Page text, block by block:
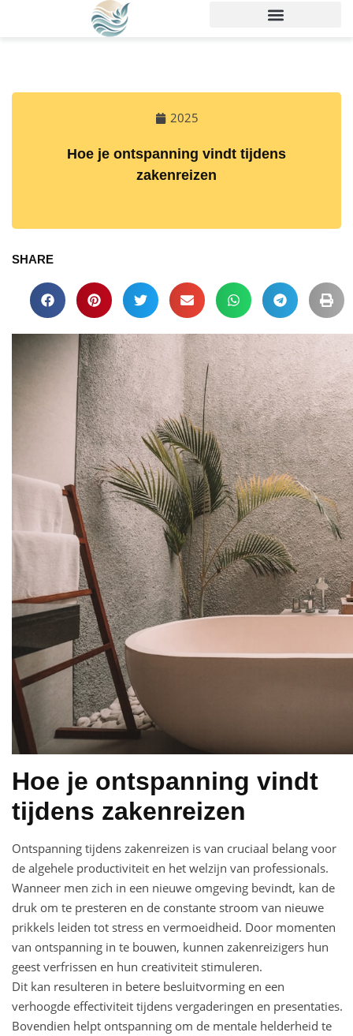
2025
Hoe je ontspanning vindt tijdens
zakenreizen
SHARE
Hoe je ontspanning vindt
tijdens zakenreizen
Ontspanning tijdens zakenreizen is van cruciaal belang voor
de algehele productiviteit en het welzijn van professionals.
Wanneer men zich in een nieuwe omgeving bevindt, kan de
druk om te presteren en de constante stroom van nieuwe
prikkels leiden tot stress en vermoeidheid. Door momenten
van ontspanning in te bouwen, kunnen zakenreizigers hun
geest verfrissen en hun creativiteit stimuleren.
Dit kan resulteren in betere besluitvorming en een
verhoogde effectiviteit tijdens vergaderingen en presentaties.
Bovendien helpt ontspanning om de mentale helderheid te